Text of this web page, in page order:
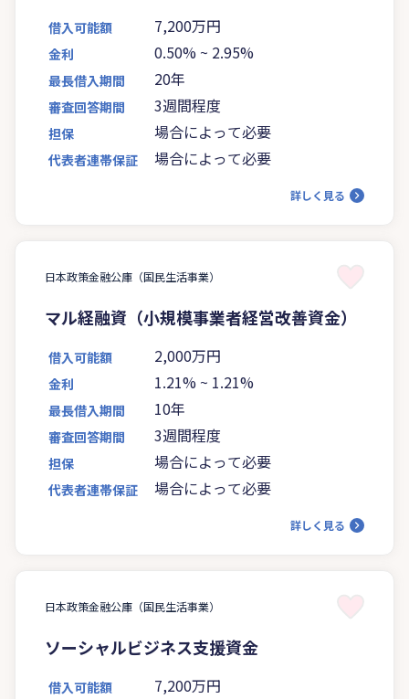
借入可能額 7,200万円
金利 0.50% ~ 2.95%
最長借入期間 20年
審査回答期間 3週間程度
担保 場合によって必要
代表者連帯保証 場合によって必要
詳しく見る
日本政策金融公庫（国民生活事業）
マル経融資（小規模事業者経営改善資金）
借入可能額 2,000万円
金利 1.21% ~ 1.21%
最長借入期間 10年
審査回答期間 3週間程度
担保 場合によって必要
代表者連帯保証 場合によって必要
詳しく見る
日本政策金融公庫（国民生活事業）
ソーシャルビジネス支援資金
借入可能額 7,200万円